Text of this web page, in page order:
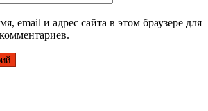
email и адрес сайта в этом браузере для